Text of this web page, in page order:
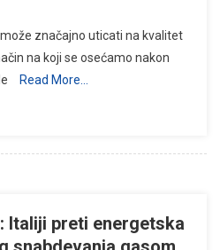
značajno uticati na kvalitet
na koji se osećamo nakon
Read More…
Italiji preti energetska